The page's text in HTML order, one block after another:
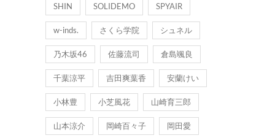
SHIN SOLIDEMO SPYAIR
w-inds. さくら学院 シュネル
乃木坂46 佐藤流司 倉島颯良
千葉涼平 吉田爽葉香 安蘭けい
小林豊 小芝風花 山崎育三郎
山本涼介 岡崎百々子 岡田愛